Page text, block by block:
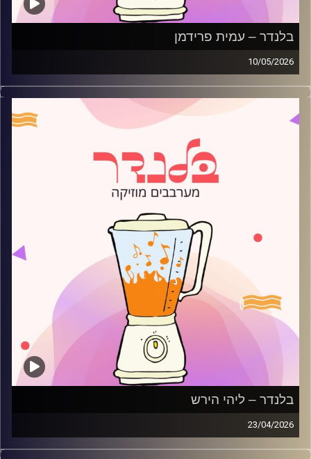
בלנדר – עמית פרידמן
10/05/2026
מוזיקה רגועה לפתוח איתה את הבוקר בהגשת עמית פרידמן
קרדיט תמונות:
AudioVersity
בלנדר – ליהי הירש
23/04/2026
מוזיקה רגועה לפתוח איתה את הבוקר בהגשת ליהי הירש